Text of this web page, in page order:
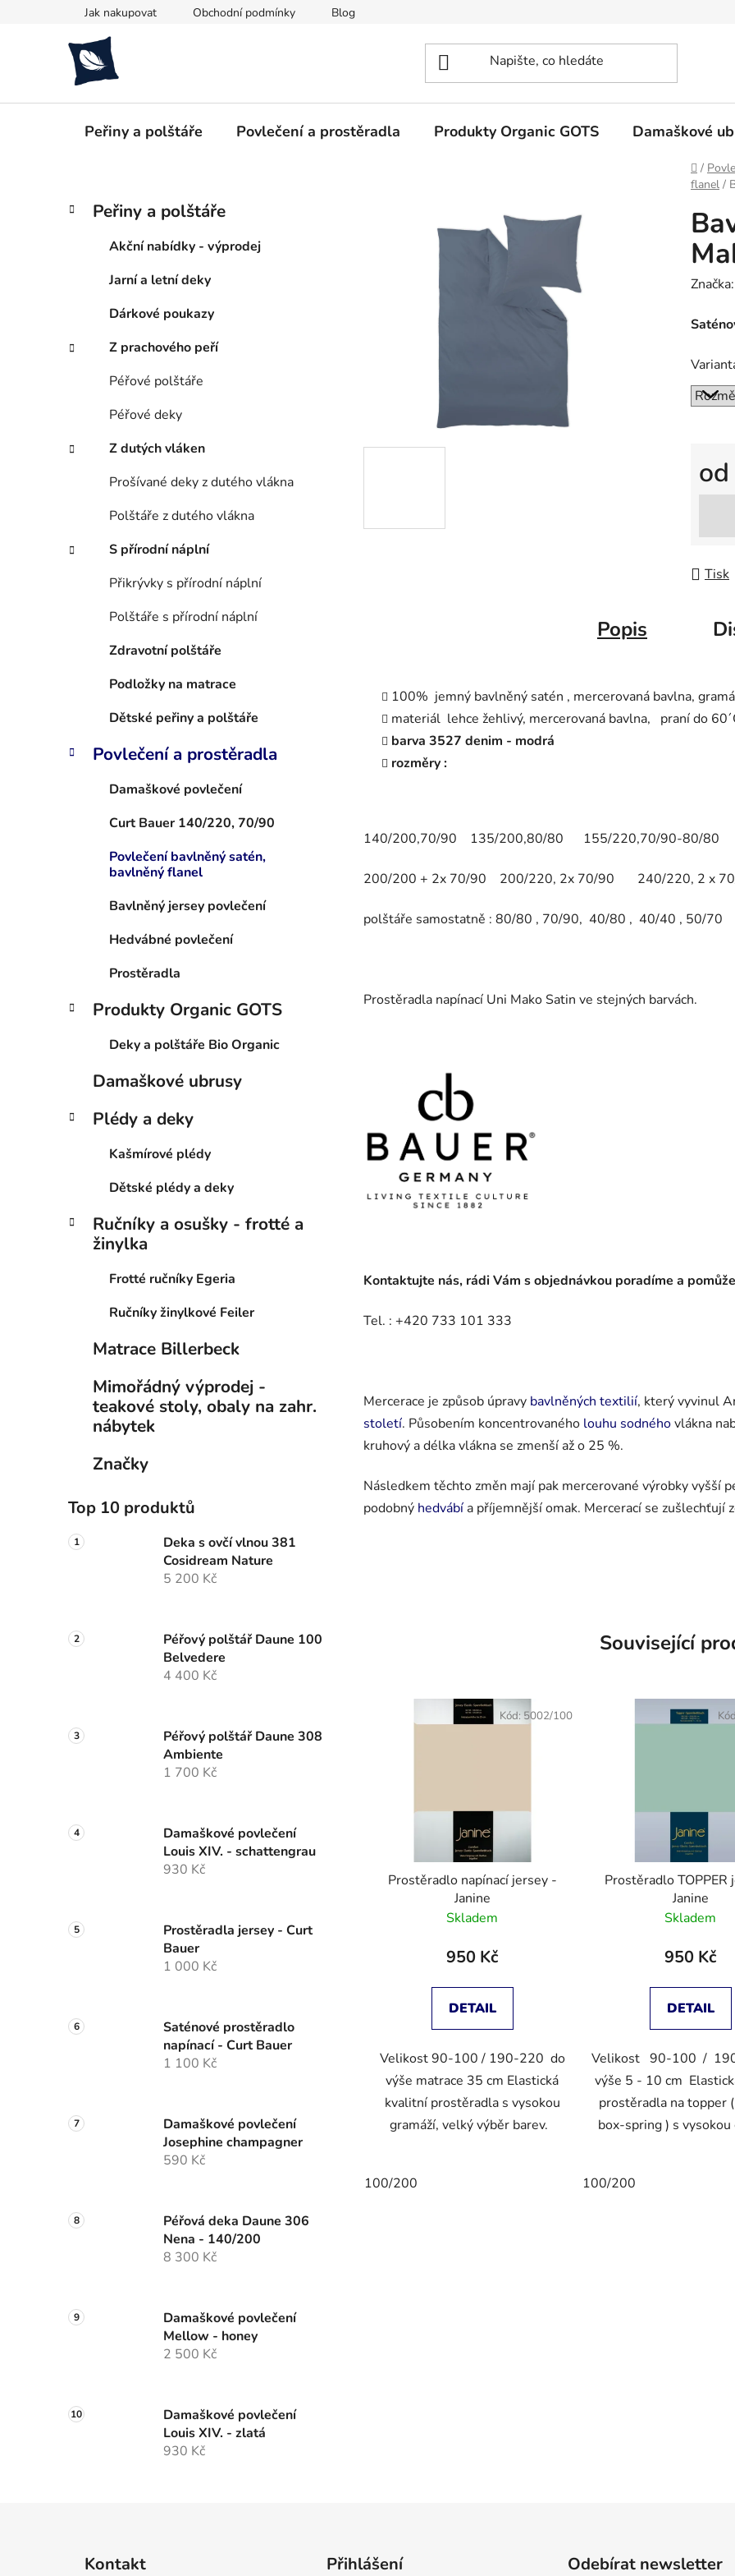
Jak nakupovat Obchodní podmínky Blog
Peřiny a polštáře Povlečení a prostěradla Produkty Organic GOTS Damaškové
Domů
/
flanel /
P
n
e
Přeskočit
kategorie
K
a
e
Peřiny a polštáře
Akční nabídky - výprodej
Jarní a letní deky
Dárkové poukazy
Z prachového peří
Péřové polštáře
Péřové deky
Z dutých vláken
Prošívané deky z dutého vlákna
Polštáře z dutého vlákna
S přírodní náplní
Přikrývky s přírodní náplní
Polštáře s přírodní náplní
Zdravotní polštáře
Podložky na matrace
Dětské peřiny a polštáře
Povlečení a prostěradla
Damaškové povlečení
Curt Bauer 140/220, 70/90
Povlečení bavlněný satén,
bavlněný flanel
Bavlněný jersey povlečení
Hedvábné povlečení
Prostěradla
Produkty Organic GOTS
Deky a polštáře Bio Organic
Damaškové ubrusy
Plédy a deky
Kašmírové plédy
Dětské plédy a deky
Ručníky a osušky - frotté a
žinylka
Frotté ručníky Egeria
Ručníky žinylkové Feiler
Matrace Billerbeck
Mimořádný výprodej -
teakové stoly, obaly na zahr.
nábytek
Značky
Top 10 produktů
Deka s ovčí vlnou 381
Cosidream Nature
5 200 Kč
Péřový polštář Daune 100
Belvedere
4 400 Kč
Péřový polštář Daune 308
Ambiente
1 700 Kč
Damaškové povlečení
Louis XIV. - schattengrau
930 Kč
Prostěradla jersey - Curt
Bauer
1 000 Kč
Saténové prostěradlo
napínací - Curt Bauer
1 100 Kč
Damaškové povlečení
Josephine champagner
590 Kč
Péřová deka Daune 306
Nena - 140/200
8 300 Kč
Damaškové povlečení
Mellow - honey
2 500 Kč
Damaškové povlečení
Louis XIV. - zlatá
930 Kč
od
Tisk
Popis
100% jemný bavlněný satén , mercerovaná bavlna,
materiál lehce žehlivý, mercerovaná bavlna, praní do
barva 3527 denim - modrá
rozměry :
140/200,70/90 135/200,80/80 155/220,70/90-80/80
200/200 + 2x 70/90 200/220, 2x 70/90 240/220, 2 x
polštáře samostatně : 80/80 , 70/90, 40/80 , 40/40 , 50/70
Prostěradla napínací Uni Mako Satin ve stejných barvách.
Kontaktujte nás, rádi Vám s objednávkou poradíme a
Tel. : +420 733 101 333
Mercerace je způsob úpravy bavlněných textilií, který vyvinul
století. Působením koncentrovaného louhu sodnéhovlákna
kruhový a délka vlákna se zmenší až o 25 %.
Následkem těchto změn mají pak mercerované výrobky vyšší
podobný hedvábí a příjemnější omak. Mercerací se zušlechťují
Související
Prostěradlo napínací jersey -
Janine
Skladem
950 Kč
DETAIL
Velikost 90-100 / 190-220 do
výše matrace 35 cm Elastická
kvalitní prostěradla s vysokou
gramáží, velký výběr barev.
100/200
Kód: 5002/100
Prostěradlo TOPPER jersey -
Janine
Skladem
950 Kč
DETAIL
Velikost 90-100 /
výše 5 - 10 cm
prostěradla na topper
box-spring ) s vysokou
100/200
Kontakt Přihlášení Odebírat newsletter